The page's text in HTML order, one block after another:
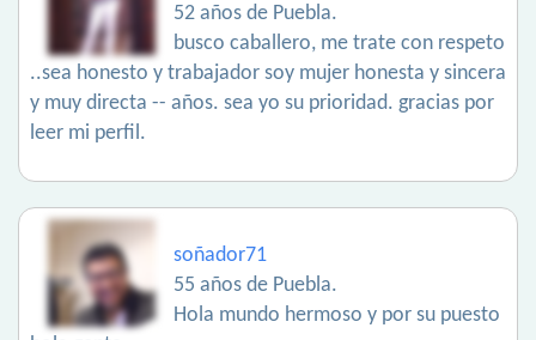
52 años de Puebla.
busco caballero, me trate con respeto
..sea honesto y trabajador soy mujer honesta y sincera
y muy directa -- años. sea yo su prioridad. gracias por
leer mi perfil.
soñador71
55 años de Puebla.
Hola mundo hermoso y por su puesto